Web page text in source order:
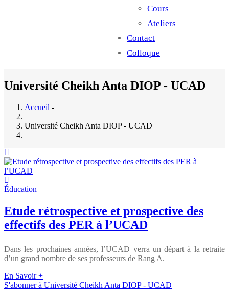
Cours
Ateliers
Contact
Colloque
Université Cheikh Anta DIOP - UCAD
Accueil -
Université Cheikh Anta DIOP - UCAD
Éducation
Etude rétrospective et prospective des
effectifs des PER à l’UCAD
Dans les prochaines années, l’UCAD verra un départ à la retraite
d’un grand nombre de ses professeurs de Rang A.
En Savoir +
S'abonner à Université Cheikh Anta DIOP - UCAD